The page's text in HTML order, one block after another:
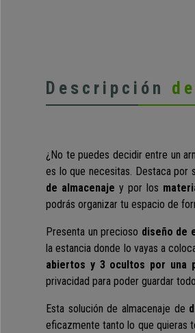
Descripción
¿No te puedes decidir entre un
es lo que necesitas. Destaca por
de almacenaje y por los
podrás organizar tu espacio de
Presenta un precioso diseño de
la estancia donde lo vayas a
abiertos y 3 ocultos por una
privacidad para poder guardar
Esta solución de almacenaje de
eficazmente tanto lo que quieras